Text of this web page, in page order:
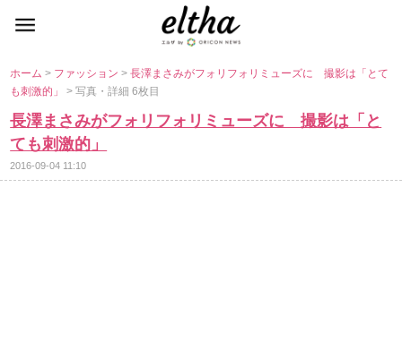
ホーム> ファッション>長澤まさみがフォリフォリミューズに 撮影は「とて
も刺激的」> 写真・詳細 6枚目
長澤まさみがフォリフォリミューズに 撮影は「と
ても刺激的」
2016-09-04 11:10